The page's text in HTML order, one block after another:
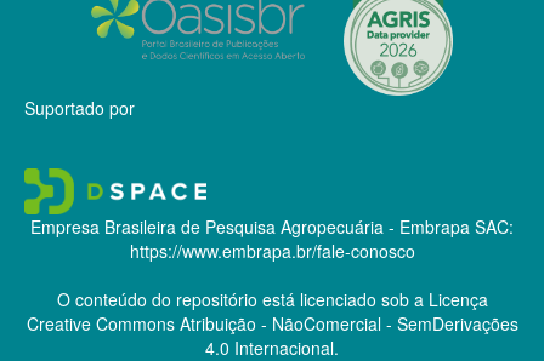
Suportado por
Empresa Brasileira de Pesquisa Agropecuária - Embrapa SAC:
https://www.embrapa.br/fale-conosco
O conteúdo do repositório está licenciado sob a Licença
Creative CommonsAtribuição - NãoComercial - SemDerivações
4.0 Internacional.